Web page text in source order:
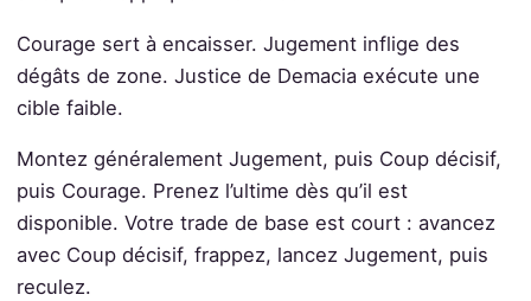
Courage sert à encaisser. Jugement inflige des
dégâts de zone. Justice de Demacia exécute une
cible faible.
Montez généralement Jugement, puis Coup décisif,
puis Courage. Prenez l’ultime dès qu’il est
disponible. Votre trade de base est court : avancez
avec Coup décisif, frappez, lancez Jugement, puis
reculez.